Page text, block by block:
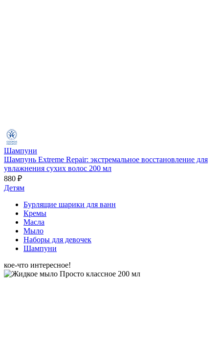
Шампуни
Шампунь Extreme Repair: экстремальное восстановление для
увлажнения сухих волос 200 мл
880 ₽
Детям
Бурлящие шарики для ванн
Кремы
Масла
Мыло
Наборы для девочек
Шампуни
кое-что интересное!